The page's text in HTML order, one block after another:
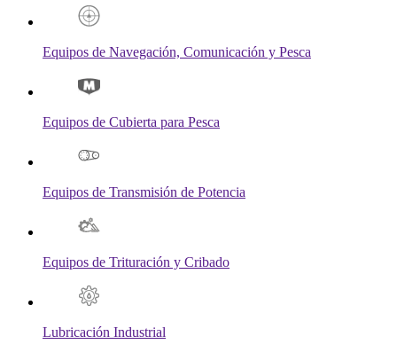
Equipos de Navegación, Comunicación y Pesca
Equipos de Cubierta para Pesca
Equipos de Transmisión de Potencia
Equipos de Trituración y Cribado
Lubricación Industrial